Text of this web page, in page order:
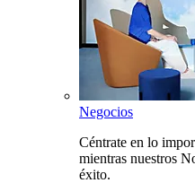
Negocios
Céntrate en lo
mientras nuestros
éxito.